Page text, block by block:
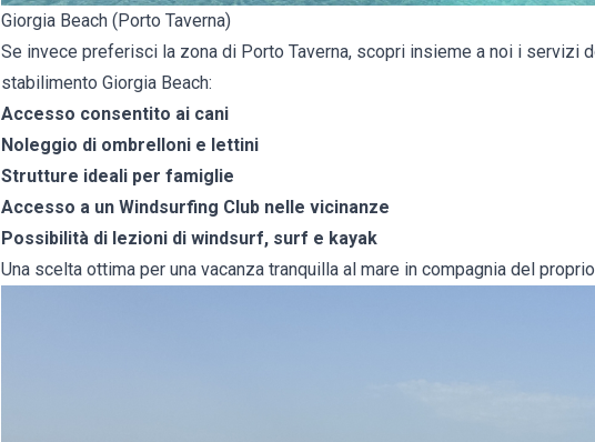
Giorgia Beach (Porto Taverna)
Se invece preferisci la zona di Porto Taverna, scopri insieme a noi i servizi
stabilimento Giorgia Beach:
Accesso consentito ai cani
Noleggio di ombrelloni e lettini
Strutture ideali per famiglie
Accesso a un Windsurfing Club nelle vicinanze
Possibilità di lezioni di windsurf, surf e kayak
Una scelta ottima per una vacanza tranquilla al mare in compagnia del